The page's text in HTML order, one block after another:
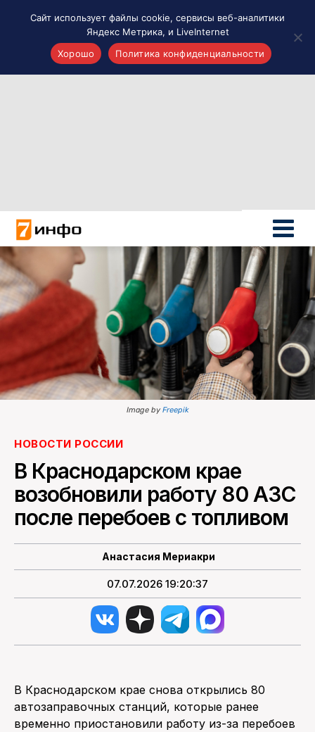
Новости России
Политика
Новости мира
Все материалы 7инфо
О НАС
ПОИСК ПО САЙТУ
Image by Freepik
НОВОСТИ РОССИИ
В Краснодарском крае
возобновили работу 80 АЗС
после перебоев с топливом
Анастасия Мериакри
07.07.2026 19:20:37
В Краснодарском крае снова открылись 80
автозаправочных станций, которые ранее
временно приостановили работу из-за перебоев
Сайт использует файлы cookie, сервисы веб-аналитики
Яндекс Метрика, и LiveInternet
Хорошо
Политика конфиденциальности